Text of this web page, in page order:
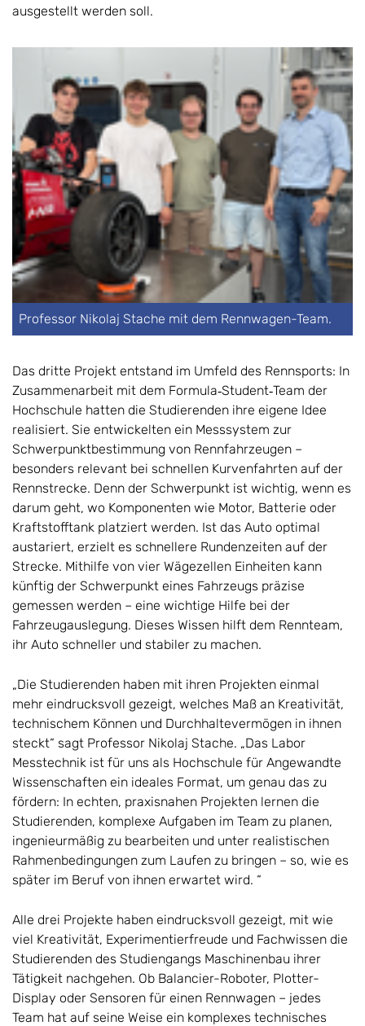
ausgestellt werden soll.
Professor Nikolaj Stache mit dem Rennwagen-Team.
Das dritte Projekt entstand im Umfeld des Rennsports: In
Zusammenarbeit mit dem Formula‑Student‑Team der
Hochschule hatten die Studierenden ihre eigene Idee
realisiert. Sie entwickelten ein Messsystem zur
Schwerpunktbestimmung von Rennfahrzeugen –
besonders relevant bei schnellen Kurvenfahrten auf der
Rennstrecke. Denn der Schwerpunkt ist wichtig, wenn es
darum geht, wo Komponenten wie Motor, Batterie oder
Kraftstofftank platziert werden. Ist das Auto optimal
austariert, erzielt es schnellere Rundenzeiten auf der
Strecke. Mithilfe von vier Wägezellen Einheiten kann
künftig der Schwerpunkt eines Fahrzeugs präzise
gemessen werden – eine wichtige Hilfe bei der
Fahrzeugauslegung. Dieses Wissen hilft dem Rennteam,
ihr Auto schneller und stabiler zu machen.
„Die Studierenden haben mit ihren Projekten einmal
mehr eindrucksvoll gezeigt, welches Maß an Kreativität,
technischem Können und Durchhaltevermögen in ihnen
steckt“ sagt Professor Nikolaj Stache. „Das Labor
Messtechnik ist für uns als Hochschule für Angewandte
Wissenschaften ein ideales Format, um genau das zu
fördern: In echten, praxisnahen Projekten lernen die
Studierenden, komplexe Aufgaben im Team zu planen,
ingenieurmäßig zu bearbeiten und unter realistischen
Rahmenbedingungen zum Laufen zu bringen – so, wie es
später im Beruf von ihnen erwartet wird. “
Alle drei Projekte haben eindrucksvoll gezeigt, mit wie
viel Kreativität, Experimentierfreude und Fachwissen die
Studierenden des Studiengangs Maschinenbau ihrer
Tätigkeit nachgehen. Ob Balancier-Roboter, Plotter-
Display oder Sensoren für einen Rennwagen – jedes
Team hat auf seine Weise ein komplexes technisches